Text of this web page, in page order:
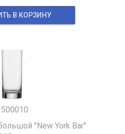
В КОРЗИНУ
"New York Bar"